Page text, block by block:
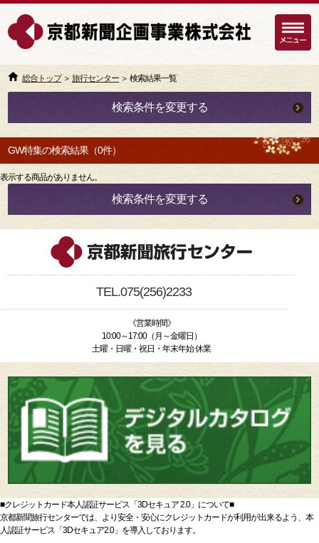
総合トップ＞旅行センター ＞ 検索結果一覧
検索条件を変更する
GW特集の検索結果（0件）
表示する商品がありません。
検索条件を変更する
TEL.075(256)2233
《営業時間》
10:00～17:00（月～金曜日）
土曜・日曜・祝日・年末年始 休業
■クレジットカード本人認証サービス「3Dセキュア 2.0」について■
京都新聞旅行センターでは、より安全・安心にクレジットカードが利用が出来るよう、本
人認証サービス「3Dセキュア2.0」を導入しております。